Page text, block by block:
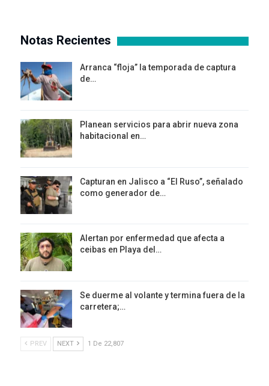
Notas Recientes
Arranca “floja” la temporada de captura
de…
Planean servicios para abrir nueva zona
habitacional en…
Capturan en Jalisco a “El Ruso”, señalado
como generador de…
Alertan por enfermedad que afecta a
ceibas en Playa del…
Se duerme al volante y termina fuera de la
carretera;…
PREV NEXT 1 De 22,807